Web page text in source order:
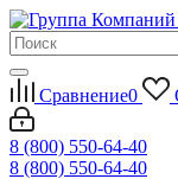
Сравнение0
8 (800) 550-64-40
8 (800) 550-64-40